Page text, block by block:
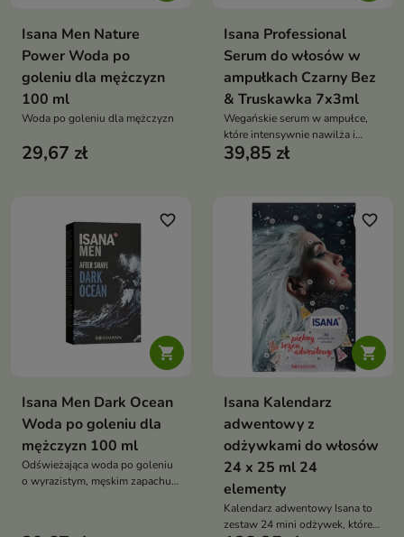
Isana Men Nature
Power Woda po
goleniu dla mężczyzn
100 ml
Woda po goleniu dla mężczyzn
29,67 zł
Isana Professional
Serum do włosów w
ampułkach Czarny Bez
& Truskawka 7x3ml
Wegańskie serum w ampułce,
które intensywnie nawilża i
przywraca naturalny blask
39,85 zł

favorite_border
Isana Men Dark Ocean
Woda po goleniu dla
mężczyzn 100 ml
Odświeżająca woda po goleniu
o wyrazistym, męskim zapachu,

favorite_border
Isana Kalendarz
adwentowy z
odżywkami do włosów
24 x 25 ml 24
elementy
Kalendarz adwentowy Isana to
zestaw 24 mini odżywek, które